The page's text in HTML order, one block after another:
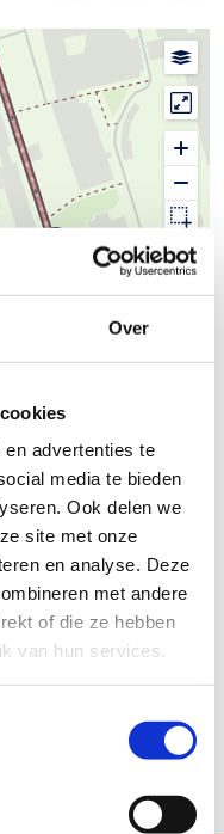
Over
advertenties te
media te bieden
Ook delen we
site met onze
en analyse. Deze
met andere
of die ze hebben
van hun services.
route